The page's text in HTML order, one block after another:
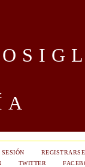
REGISTRARSE
TWITTER